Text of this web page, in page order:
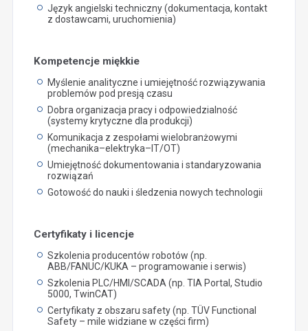
Język angielski techniczny (dokumentacja, kontakt
z dostawcami, uruchomienia)
Kompetencje miękkie
Myślenie analityczne i umiejętność rozwiązywania
problemów pod presją czasu
Dobra organizacja pracy i odpowiedzialność
(systemy krytyczne dla produkcji)
Komunikacja z zespołami wielobranżowymi
(mechanika–elektryka–IT/OT)
Umiejętność dokumentowania i standaryzowania
rozwiązań
Gotowość do nauki i śledzenia nowych technologii
Certyfikaty i licencje
Szkolenia producentów robotów (np.
ABB/FANUC/KUKA – programowanie i serwis)
Szkolenia PLC/HMI/SCADA (np. TIA Portal, Studio
5000, TwinCAT)
Certyfikaty z obszaru safety (np. TÜV Functional
Safety – mile widziane w części firm)